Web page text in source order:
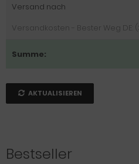
Versand nach
Versandkosten - Bester Weg DE:
Summe:
AKTUALISIEREN
Bestseller